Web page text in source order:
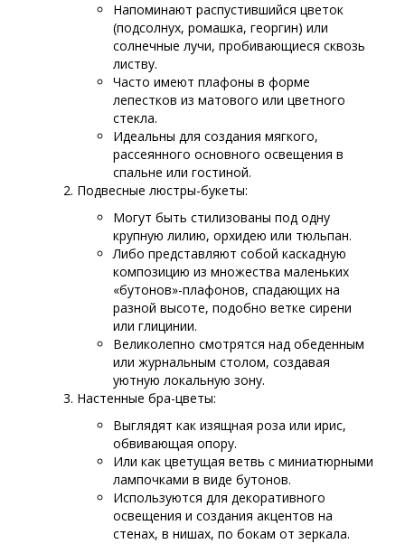
Напоминают распустившийся цветок
(подсолнух, ромашка, георгин) или
солнечные лучи, пробивающиеся сквозь
листву.
Часто имеют плафоны в форме
лепестков из матового или цветного
стекла.
Идеальны для создания мягкого,
рассеянного основного освещения в
спальне или гостиной.
Подвесные люстры-букеты:
Могут быть стилизованы под одну
крупную лилию, орхидею или тюльпан.
Либо представляют собой каскадную
композицию из множества маленьких
«бутонов»-плафонов, спадающих на
разной высоте, подобно ветке сирени
или глицинии.
Великолепно смотрятся над обеденным
или журнальным столом, создавая
уютную локальную зону.
Настенные бра-цветы:
Выглядят как изящная роза или ирис,
обвивающая опору.
Или как цветущая ветвь с миниатюрными
лампочками в виде бутонов.
Используются для декоративного
освещения и создания акцентов на
стенах, в нишах, по бокам от зеркала.